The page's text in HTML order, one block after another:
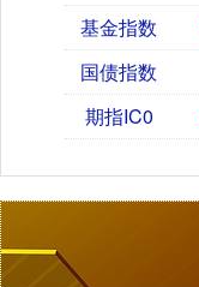
基金指数
国债指数
期指IC0